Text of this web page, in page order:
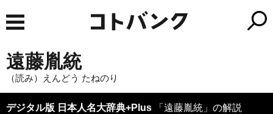
遠藤胤統
（読み）えんどう たねのり
デジタル版 日本人名大辞典+Plus 「遠藤胤統」の解説